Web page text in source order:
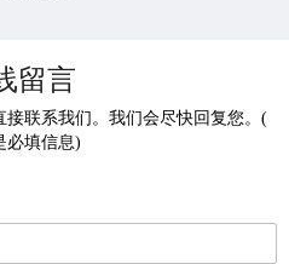
留言
联系我们。我们会尽快回复您。(
必填信息)